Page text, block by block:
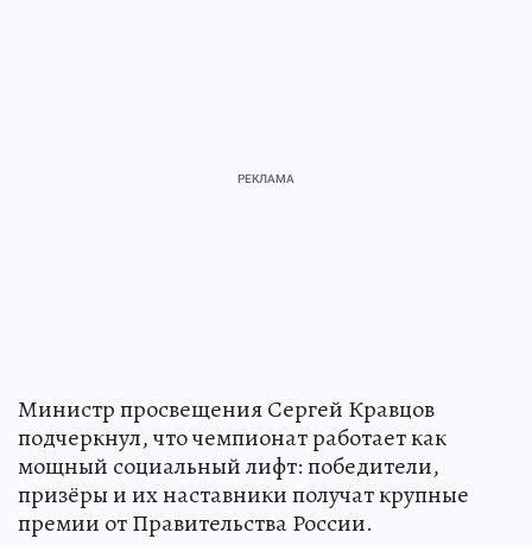
Министр просвещения Сергей Кравцов
подчеркнул, что чемпионат работает как
мощный социальный лифт: победители,
призёры и их наставники получат крупные
премии от Правительства России.